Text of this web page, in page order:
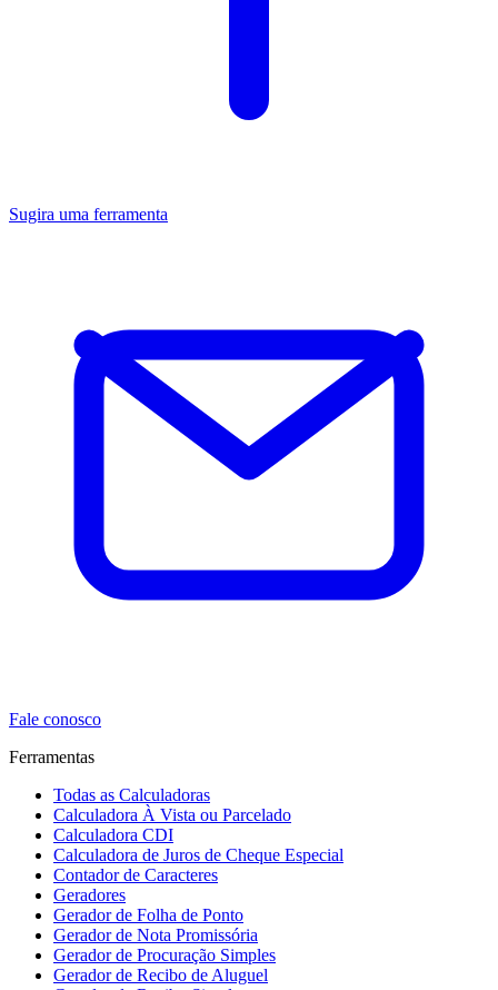
Sugira uma ferramenta
Fale conosco
Ferramentas
Todas as Calculadoras
Calculadora À Vista ou Parcelado
Calculadora CDI
Calculadora de Juros de Cheque Especial
Contador de Caracteres
Geradores
Gerador de Folha de Ponto
Gerador de Nota Promissória
Gerador de Procuração Simples
Gerador de Recibo de Aluguel